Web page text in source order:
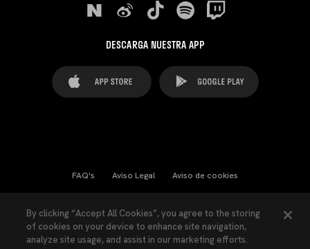
DESCARGA NUESTRA APP
FAQ's Aviso Legal Aviso de cookies
Ley Transparencia Política de Privacidad
By clicking “Accept All Cookies”, you agree to the storing
of cookies on your device to enhance site navigation,
analyze site usage, and assist in our marketing efforts.